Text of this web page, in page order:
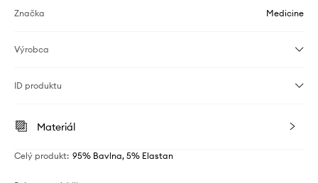
Značka Medicine
Výrobca
ID produktu
Materiál
Celý produkt: 95% Bavlna, 5% Elastan